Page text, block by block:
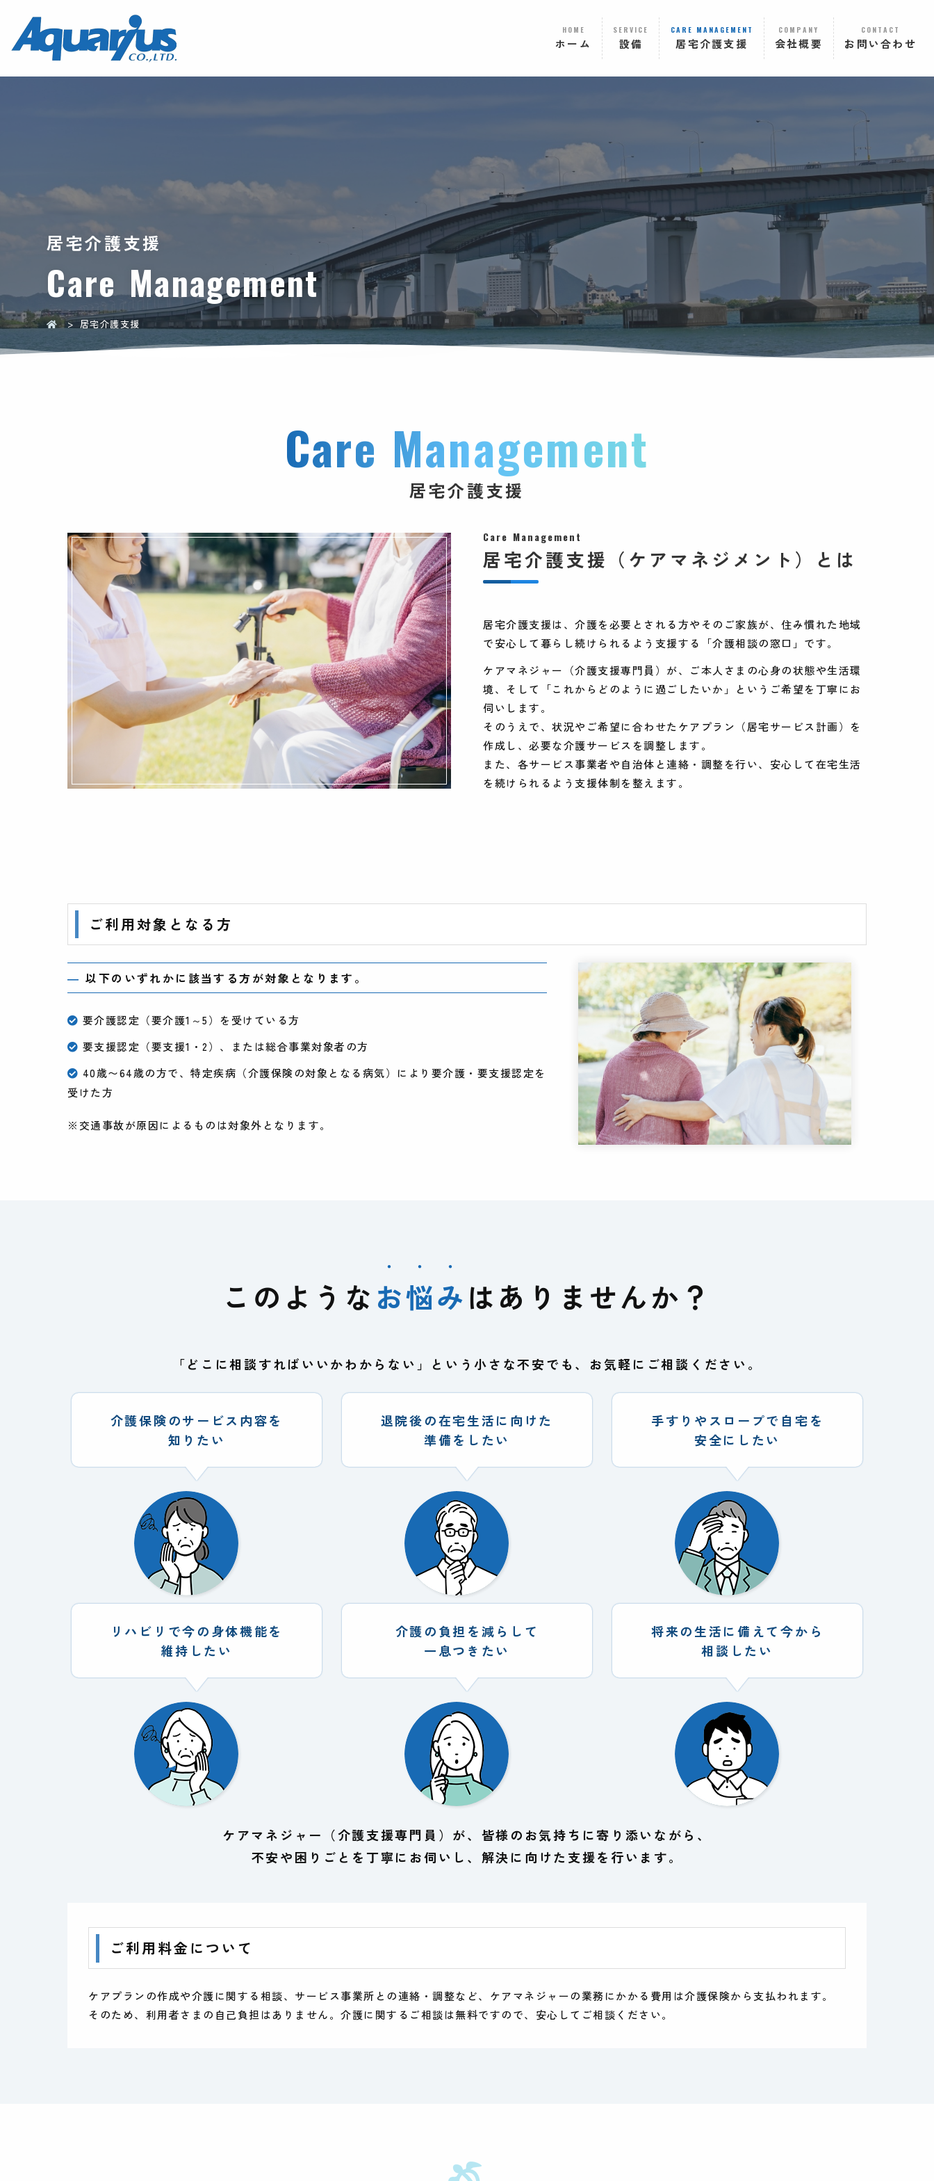
HOME
ホーム
SERVICE
設備
CARE MANAGEMENT
居宅介護支援
COMPANY
会社概要
CONTACT
お問い合わせ
居宅介護支援
Care Management
居宅介護支援
Care Management
居宅介護支援
Care Management
居宅介護支援（ケアマネジメント）とは
居宅介護支援は、介護を必要とされる方やそのご家族が、住み慣れた地域
で安心して暮らし続けられるよう支援する「介護相談の窓口」です。
ケアマネジャー（介護支援専門員）が、ご本人さまの心身の状態や生活環
境、そして「これからどのように過ごしたいか」というご希望を丁寧にお
伺いします。
そのうえで、状況やご希望に合わせたケアプラン（居宅サービス計画）を
作成し、必要な介護サービスを調整します。
また、各サービス事業者や自治体と連絡・調整を行い、安心して在宅生活
を続けられるよう支援体制を整えます。
ご利用対象となる方
以下のいずれかに該当する方が対象となります。
要介護認定（要介護1～5）を受けている方
要支援認定（要支援1・2）、または総合事業対象者の方
40歳〜64歳の方で、特定疾病（介護保険の対象となる病気）により要介護・要支援認定を
受けた方
※交通事故が原因によるものは対象外となります。
このような お悩み
・・・
はありませんか？
「どこに相談すればいいかわからない」という小さな不安でも、お気軽にご相談ください。
介護保険のサービス内容を
知りたい
退院後の在宅生活に向けた
準備をしたい
手すりやスロープで自宅を
安全にしたい
リハビリで今の身体機能を
維持したい
介護の負担を減らして
一息つきたい
将来の生活に備えて今から
相談したい
ケアマネジャー（介護支援専門員）が、皆様のお気持ちに寄り添いながら、
不安や困りごとを丁寧にお伺いし、解決に向けた支援を行います。
ご利用料金について
ケアプランの作成や介護に関する相談、サービス事業所との連絡・調整など、ケアマネジャーの業務にかかる費用は介護保険から支払われます。
そのため、利用者さまの自己負担はありません。介護に関するご相談は無料ですので、安心してご相談ください。